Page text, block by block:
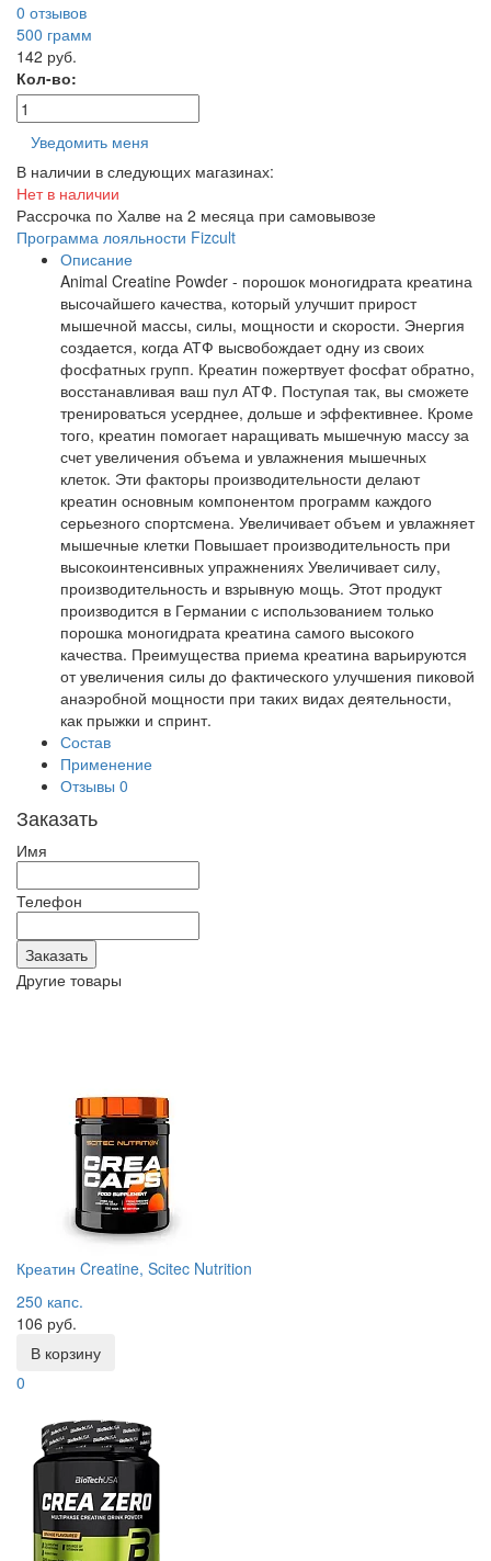
0 отзывов
500 грамм
142 руб.
Кол-во:
Уведомить меня
В наличии в следующих магазинах:
Нет в наличии
Рассрочка по Халве на 2 месяца при самовывозе
Программа лояльности Fizcult
Описание
Animal Creatine Powder - порошок моногидрата креатина
высочайшего качества, который улучшит прирост
мышечной массы, силы, мощности и скорости. Энергия
создается, когда АТФ высвобождает одну из своих
фосфатных групп. Креатин пожертвует фосфат обратно,
восстанавливая ваш пул АТФ. Поступая так, вы сможете
тренироваться усерднее, дольше и эффективнее. Кроме
того, креатин помогает наращивать мышечную массу за
счет увеличения объема и увлажнения мышечных
клеток. Эти факторы производительности делают
креатин основным компонентом программ каждого
серьезного спортсмена. Увеличивает объем и увлажняет
мышечные клетки Повышает производительность при
высокоинтенсивных упражнениях Увеличивает силу,
производительность и взрывную мощь. Этот продукт
производится в Германии с использованием только
порошка моногидрата креатина самого высокого
качества. Преимущества приема креатина варьируются
от увеличения силы до фактического улучшения пиковой
анаэробной мощности при таких видах деятельности,
как прыжки и спринт.
Состав
Применение
Отзывы 0
Заказать
Имя
Телефон
Другие товары
Креатин Creatine, Scitec Nutrition
250 капс.
106 руб.
В корзину
0